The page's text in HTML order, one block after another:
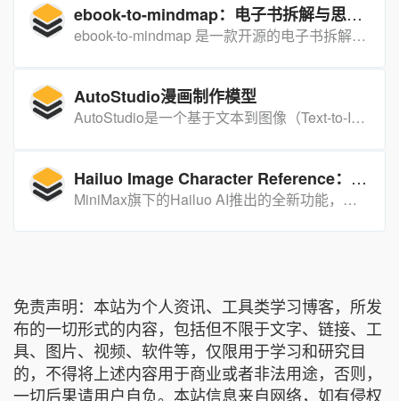
ebook-to-mindmap：电子书拆解与思维导图生成工具
ebook-to-mindmap 是一款开源的电子书拆解工具，可将电子书按章节拆分，并使用 AI 生成章节总结或思维导图。
AutoStudio漫画制作模型
AutoStudio是一个基于文本到图像（Text-to-Image, T2I）生成模型的多轮交互式图像生成框架。它由三个基于大型语言模型（Large Language Models, LLMs）的代理和一个基于稳定扩散（Stable Diffusion, SD）的代理组成，用于生成高质量的图像序列。
Hailuo Image Character Reference：基于单张图像生成多角度角色动态图像
MiniMax旗下的Hailuo AI推出的全新功能，能够基于单张图像生成多角度、多姿势的角色动态图像，广泛应用于影视、游戏、广告等领域。
免责声明：本站为个人资讯、工具类学习博客，所发
布的一切形式的内容，包括但不限于文字、链接、工
具、图片、视频、软件等，仅限用于学习和研究目
的，不得将上述内容用于商业或者非法用途，否则，
一切后果请用户自负。本站信息来自网络，如有侵权